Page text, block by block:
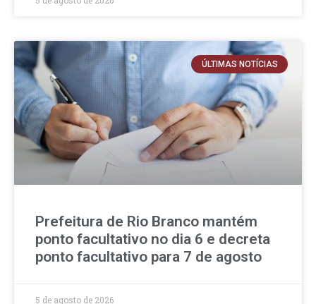
ÚLTIMAS NOTÍCIAS
Prefeitura de Rio Branco mantém
ponto facultativo no dia 6 e decreta
ponto facultativo para 7 de agosto
5 de agosto de 2026